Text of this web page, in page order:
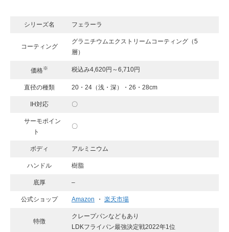
シリーズ名 フェラーラ
コーティング
グラニチウムエクストリームコーティング（5
層）
価格※ 税込み4,620円～6,710円
直径の種類 20・24（浅・深）・26・28cm
IH対応 〇
サーモポイン
ト
〇
ボディ アルミニウム
ハンドル 樹脂
底厚 –
公式ショップ Amazon ・ 楽天市場
特徴
クレープパンなどもあり
LDKフライパン最強決定戦2022年1位